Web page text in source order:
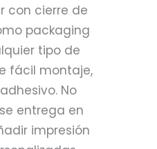
con cierre de
packaging
tipo de
fácil montaje,
No
entrega en
impresión